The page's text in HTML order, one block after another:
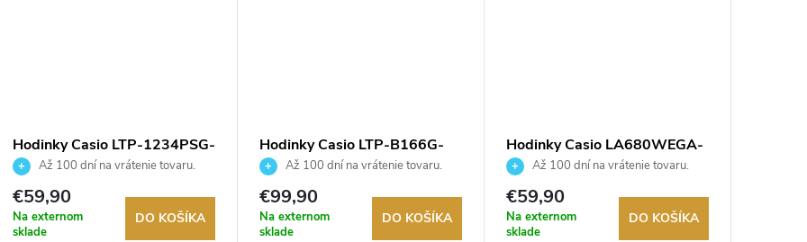
Hodinky Casio LTP-1234PSG-
7AEGAž 100 dní na vrátenie tovaru.
Autorizovaný predajca.
€59,90
Na externom
sklade
DO KOŠÍKA
Hodinky Casio LTP-B166G-
9AVEFAž 100 dní na vrátenie tovaru.
Autorizovaný predajca.
€99,90
Na externom
sklade
DO KOŠÍKA
Hodinky Casio LA680WEGA-
9ERAž 100 dní na vrátenie tovaru.
Autorizovaný predajca.
€59,90
Na externom
sklade
DO KOŠÍKA